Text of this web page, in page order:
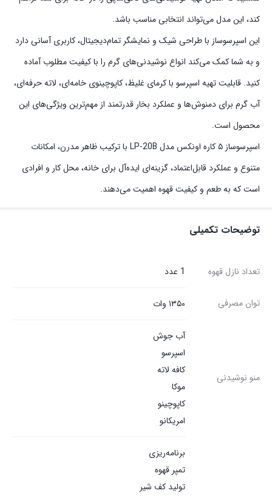
کند، این مدل می‌تواند انتخابی مناسب باشد.
این اسپرسوساز با طراحی شیک و نمایشگر تمام‌دیجیتال، کاربری آسانی دارد
و به شما کمک می‌کند انواع نوشیدنی‌های گرم را با کیفیت مطلوب آماده
کنید. قابلیت تهیه اسپرسو با کرمای غلیظ، کاپوچینوی خامه‌ای، لاته حرفه‌ای،
آب گرم برای دمنوش‌ها و عملکرد بخار قدرتمند از مهم‌ترین ویژگی‌های این
محصول است.
اسپرسوساز ۵ کاره اونکس مدل LP-20B با ترکیب ظاهر مدرن، امکانات
متنوع و عملکرد قابل‌اعتماد، گزینه‌ای ایده‌آل برای خانه، محل کار و افرادی
است که به طعم و کیفیت قهوه اهمیت می‌دهند.
توضیحات تکمیلی
تعداد نازل قهوه 1 عدد
توان مصرفی ۱۳۵۰ وات
منو نوشیدنی
آب جوش
اسپرسو
کافه لاته
موکا
کاپوچینو
امریکانو
برنامه‌ریزی
تمپر قهوه
تولید کف شیر